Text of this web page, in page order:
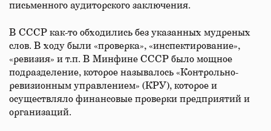
письменного аудиторского заключения.
В СССР как-то обходились без указанных мудреных
слов. В ходу были «проверка», «инспектирование»,
«ревизия» и т.п. В Минфине СССР было мощное
подразделение, которое называлось «Контрольно-
ревизионным управлением» (КРУ), которое и
осуществляло финансовые проверки предприятий и
организаций.